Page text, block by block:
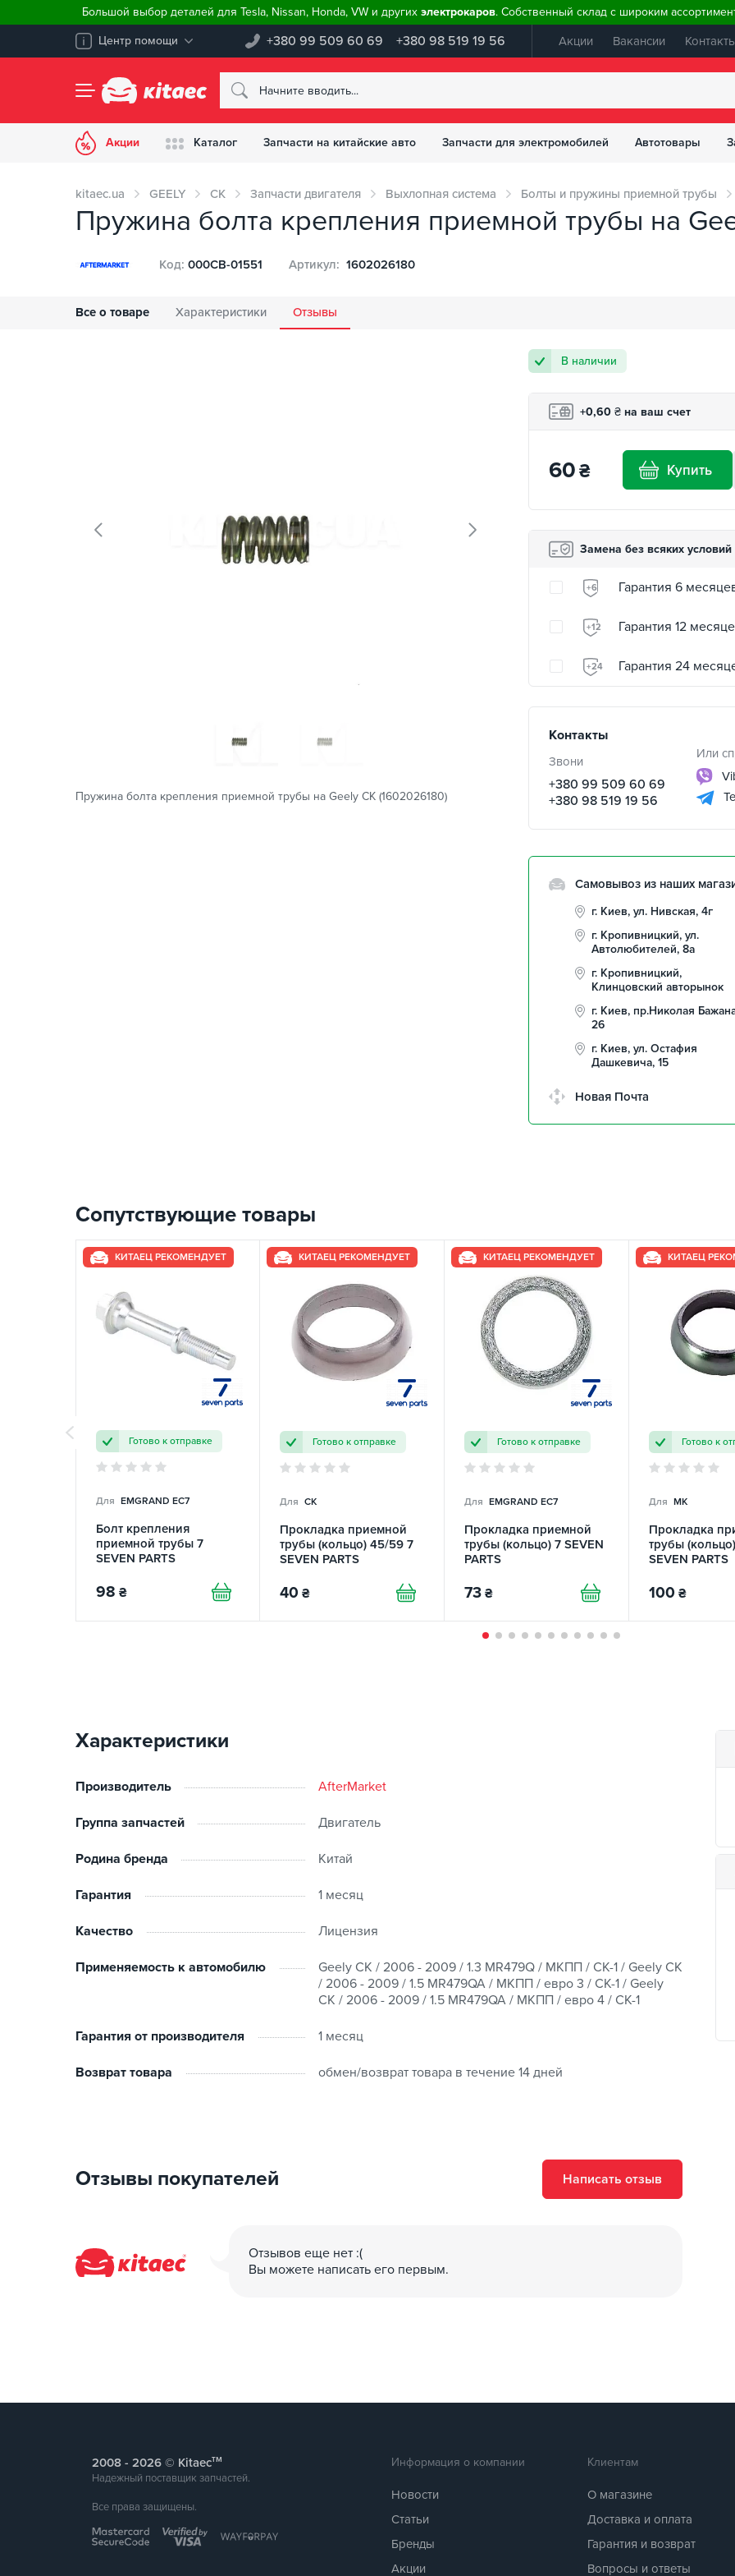
Большой выбор деталей для Tesla, Nissan, Honda, VW и других электрокаров. Собственный склад с широким
Центр помощи +380 99 509 60 69 +380 98 519 19 56 Акции Вакансии
Акции Каталог Запчасти на китайские авто Запчасти для электромобилей Автотовары
kitaec.ua GEELY CK Запчасти двигателя Выхлопная система Болты и пружины приемной трубы
Пружина болта крепления приемной трубы на
Все о товаре Характеристики Отзывы
Код: 000CB-01551 Артикул: 1602026180
Пружина болта крепления приемной трубы на Geely CK (1602026180)
В наличии
+0,60 ₴ на ваш счет
60₴ Купить
Замена без всяких условий
+6 Гарантия 6
+12 Гарантия 12
+24 Гарантия 24
Контакты
Звони
+380 99 509 60 69
+380 98 519 19 56
Или
Самовывоз из наших
г. Киев, ул. Нивская, 4г
г. Кропивницкий, ул.
Автолюбителей, 8а
г. Кропивницкий,
Клинцовский авторынок
г. Киев, пр.Николая
26
г. Киев, ул. Остафия
Дашкевича, 15
Новая Почта
Сопутствующие товары
КИТАЕЦ РЕКОМЕНДУЕТ
Готово к отправке
Для EMGRAND EC7
Болт крепления
приемной трубы 7
SEVEN PARTS
98 ₴
КИТАЕЦ РЕКОМЕНДУЕТ
Готово к отправке
Для CK
Прокладка приемной
трубы (кольцо) 45/59 7
SEVEN PARTS
40 ₴
КИТАЕЦ РЕКОМЕНДУЕТ
Готово к отправке
Для EMGRAND EC7
Прокладка приемной
трубы (кольцо) 7 SEVEN
PARTS
73 ₴
КИТАЕЦ
Готово к
Для MK
Прокладка
трубы
SEVEN PARTS
100 ₴
Характеристики
Производитель AfterMarket
Группа запчастей Двигатель
Родина бренда Китай
Гарантия 1 месяц
Качество Лицензия
Применяемость к автомобилю
Geely CK / 2006 - 2009 / 1.3 MR479Q / МКПП / CK-1 / Geely CK
/ 2006 - 2009 / 1.5 MR479QA / МКПП / евро 3 / CK-1 / Geely
CK / 2006 - 2009 / 1.5 MR479QA / МКПП / евро 4 / CK-1
Гарантия от производителя 1 месяц
Возврат товара обмен/возврат товара в течение 14 дней
Отзывы покупателей Написать отзыв
Отзывов еще нет :(
Вы можете написать его первым.
Информация о компании
Новости
Статьи
Бренды
Акции
Клиентам
О магазине
Доставка и оплата
Гарантия и возврат
Вопросы и ответы
2008 - © Kitaecтм
Надежный поставщик запчастей.
Все права защищены.